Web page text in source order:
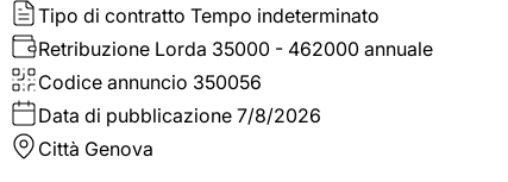
Tipo di contratto Tempo indeterminato
Retribuzione Lorda 35000 - 462000 annuale
Codice annuncio 350056
Data di pubblicazione 7/8/2026
Città Genova